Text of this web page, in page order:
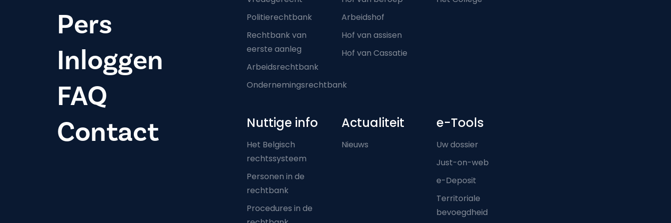
Pers
Inloggen
FAQ
Contact
Politierechtbank
Rechtbank van
eerste aanleg
Arbeidsrechtbank
Ondernemingsrechtbank
Arbeidshof
Hof van assisen
Hof van Cassatie
Nuttige info
Het Belgisch
rechtssysteem
Personen in de
rechtbank
Procedures in de
Actualiteit
Nieuws
e-Tools
Uw dossier
Just-on-web
e-Deposit
Territoriale
bevoegdheid